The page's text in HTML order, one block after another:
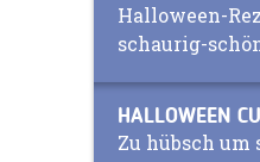
Halloween-
schaurig-
HALLOWEEN
Zu hübsch um